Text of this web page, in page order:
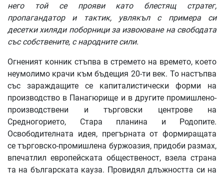
него
той се прояви като блестящ стратег,
пропагандатор
и тактик, увлякъл с примера
си
десетки хиляди поборници за извоюване на свободата
със собствените, с народните сили.
Огненият конник стъпва в стремето на времето, което
неумолимо крачи към бъдещия 20-ти век. То настъпва
със зараждащите се капиталистически форми на
производство в Панагюрище и в другите промишлено-
производствени и търговски центрове на
Средногорието, Стара планина и Родопите.
Освободителната идея, прегърната от формиращата
се търговско-промишлена буржоазия, придоби размах,
впечатлил европейската общественост, взела страна
та на българската кауза. Провидял длъжността си на